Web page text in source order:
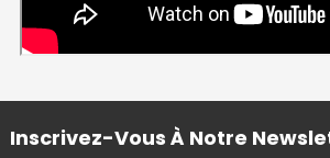
Inscrivez-Vous À Notre